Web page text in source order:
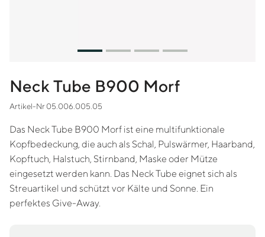
Neck Tube B900 Morf
Artikel-Nr 05.006.005.05
Das Neck Tube B900 Morf ist eine multifunktionale
Kopfbedeckung, die auch als Schal, Pulswärmer, Haarband,
Kopftuch, Halstuch, Stirnband, Maske oder Mütze
eingesetzt werden kann. Das Neck Tube eignet sich als
Streuartikel und schützt vor Kälte und Sonne. Ein
perfektes Give-Away.